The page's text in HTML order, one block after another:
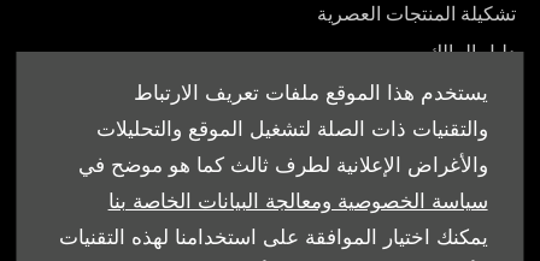
يستخدم هذا الموقع ملفات تعريف الارتباط
والتقنيات ذات الصلة لتشغيل الموقع والتحليلات
والأغراض الإعلانية لطرف ثالث كما هو موضح في
سياسة الخصوصية ومعالجة البيانات الخاصة بنا
يمكنك اختيار الموافقة على استخدامنا لهذه التقنيات
تشكيلة المنتجات العصرية
دليل المالك
© شركة إبراهيم الجفالي و اخوانه للسيارات 2026. كل الحقوق
محفوظة